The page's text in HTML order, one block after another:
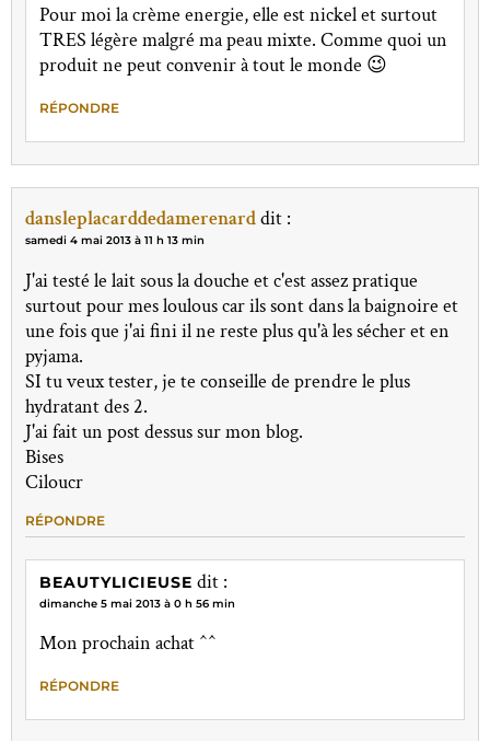
Pour moi la crème energie, elle est nickel et surtout
TRES légère malgré ma peau mixte. Comme quoi un
produit ne peut convenir à tout le monde 😉
RÉPONDRE
dansleplacarddedamerenarddit :
samedi 4 mai 2013 à 11 h 13 min
J'ai testé le lait sous la douche et c'est assez pratique
surtout pour mes loulous car ils sont dans la baignoire et
une fois que j'ai fini il ne reste plus qu'à les sécher et en
pyjama.
SI tu veux tester, je te conseille de prendre le plus
hydratant des 2.
J'ai fait un post dessus sur mon blog.
Bises
Ciloucr
RÉPONDRE
BEAUTYLICIEUSE dit :
dimanche 5 mai 2013 à 0 h 56 min
Mon prochain achat ^^
RÉPONDRE